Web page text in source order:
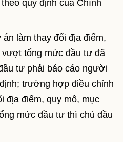
quy định của Chính
làm thay đổi địa điểm,
tổng mức đầu tư đã
tư phải báo cáo người
trường hợp điều chỉnh
địa điểm, quy mô, mục
mức đầu tư thì chủ đầu